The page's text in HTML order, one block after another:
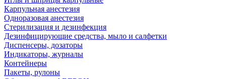
Карпульная анестезия
Одноразовая анестезия
Стерилизация и дезинфекция
Дезинфицирующие средства, мыло и салфетки
Диспенсеры, дозаторы
Индикаторы, журналы
Контейнеры
Пакеты, рулоны